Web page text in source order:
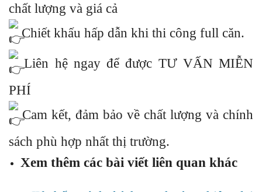
chất lượng và giá cả
Chiết khấu hấp dẫn khi thi công full căn.
Liên hệ ngay để được TƯ VẤN MIỄN
PHÍ
Cam kết, đảm bảo về chất lượng và chính
sách phù hợp nhất thị trường.
Xem thêm các bài viết liên quan khác